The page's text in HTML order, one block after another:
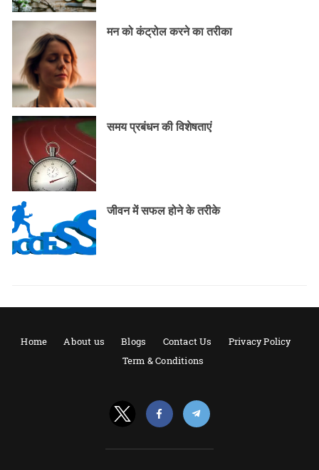
मन को कंट्रोल करने का तरीका
समय प्रबंधन की विशेषताएं
जीवन में सफल होने के तरीके
Home About us Blogs Contact Us
Privacy Policy
Term & Conditions